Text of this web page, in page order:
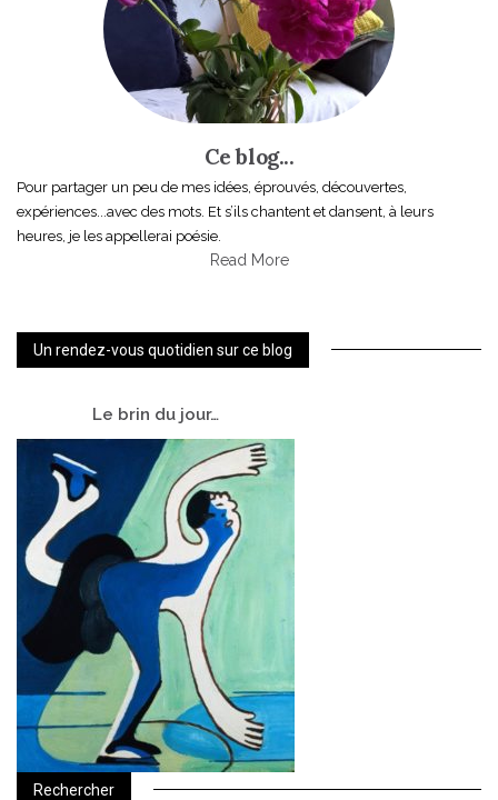
Ce blog...
Pour partager un peu de mes idées, éprouvés, découvertes,
expériences...avec des mots. Et s’ils chantent et dansent, à leurs
heures, je les appellerai poésie.
Read More
Un rendez-vous quotidien sur ce blog
Le brin du jour…
Rechercher